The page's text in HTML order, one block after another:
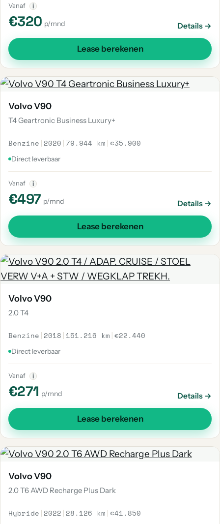
Vanaf i
€320 p/mnd Details →
Lease berekenen
Volvo V90
T4 Geartronic Business Luxury+
Benzine | 2020 | 79.944 km |€35.900
Direct leverbaar
Vanaf i
€497 p/mnd Details →
Lease berekenen
Volvo V90
2.0 T4
Benzine | 2018 | 151.216 km |€22.440
Direct leverbaar
Vanaf i
€271 p/mnd Details →
Lease berekenen
Volvo V90
2.0 T6 AWD Recharge Plus Dark
Hybride | 2022 | 28.126 km |€41.850